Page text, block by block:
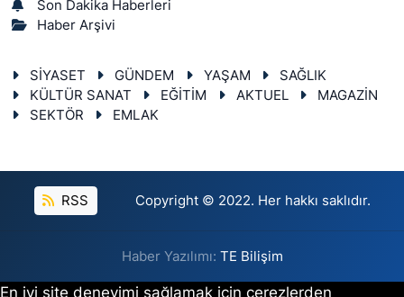
Son Dakika Haberleri
Haber Arşivi
SİYASET GÜNDEM YAŞAM
SAĞLIK
KÜLTÜR SANAT
EĞİTİM AKTUEL
MAGAZİN
SEKTÖR
EMLAK
RSS Copyright © 2022. Her hakkı saklıdır.
Haber Yazılımı: TE Bilişim
En iyi site deneyimi sağlamak için çerezlerden